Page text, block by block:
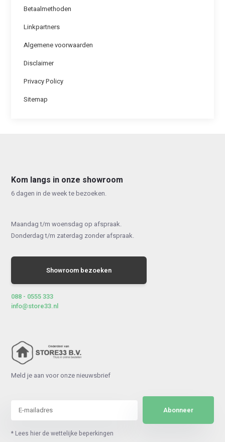
Betaalmethoden
Linkpartners
Algemene voorwaarden
Disclaimer
Privacy Policy
Sitemap
Kom langs in onze showroom
6 dagen in de week te bezoeken.
Maandag t/m woensdag op afspraak.
Donderdag t/m zaterdag zonder afspraak.
Showroom bezoeken
088 - 0555 333
info@store33.nl
Meld je aan voor onze nieuwsbrief
Abonneer
* Lees hier de wettelijke beperkingen